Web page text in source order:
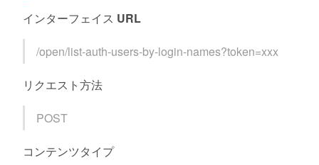
インターフェイス URL
/open/list-auth-users-by-login-names?token=xxx
リクエスト方法
POST
コンテンツタイプ